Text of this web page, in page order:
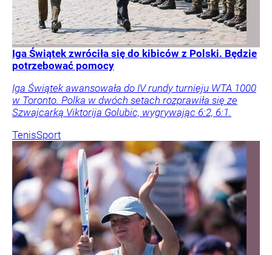
Iga Świątek zwróciła się do kibiców z Polski. Będzie
potrzebować pomocy
Iga Świątek awansowała do IV rundy turnieju WTA 1000
w Toronto. Polka w dwóch setach rozprawiła się ze
Szwajcarką Viktorija Golubic, wygrywając 6:2, 6:1.
TenisSport